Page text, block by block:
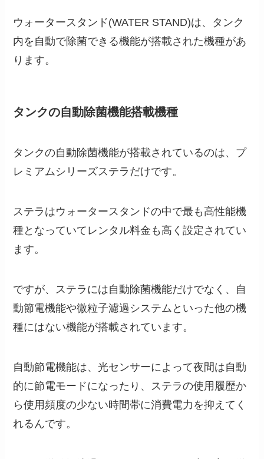
ウォータースタンド(WATER STAND)は、タンク
内を自動で除菌できる機能が搭載された機種があ
ります。
タンクの自動除菌機能搭載機種
タンクの自動除菌機能が搭載されているのは、プ
レミアムシリーズステラだけです。
ステラはウォータースタンドの中で最も高性能機
種となっていてレンタル料金も高く設定されてい
ます。
ですが、ステラには自動除菌機能だけでなく、自
動節電機能や微粒子濾過システムといった他の機
種にはない機能が搭載されています。
自動節電機能は、光センサーによって夜間は自動
的に節電モードになったり、ステラの使用履歴か
ら使用頻度の少ない時間帯に消費電力を抑えてく
れるんです。